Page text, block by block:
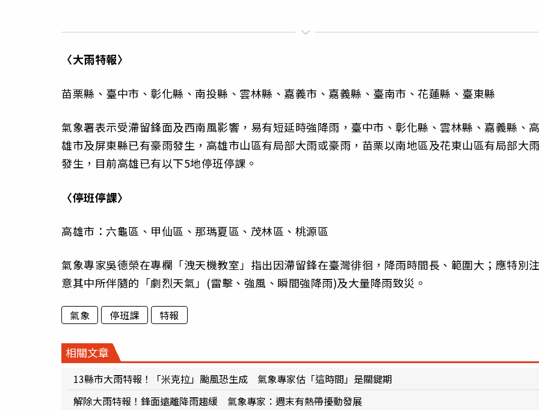
〈大雨特報〉
苗栗縣、臺中市、彰化縣、南投縣、雲林縣、嘉義市、嘉義縣、臺南市、花蓮縣、臺東縣
氣象署表示受滯留鋒面及西南風影響，易有短延時強降雨，臺中市、彰化縣、雲林縣、嘉義縣、
雄市及屏東縣已有豪雨發生，高雄市山區有局部大雨或豪雨，苗栗以南地區及花東山區有局部大
發生，目前高雄已有以下5地停班停課。
〈停班停課〉
高雄市：六龜區、甲仙區、那瑪夏區、茂林區、桃源區
氣象專家吳德榮在專欄「洩天機教室」指出因滯留鋒在臺灣徘徊，降雨時間長、範圍大；應特別
意其中所伴隨的「劇烈天氣」(雷擊、強風、瞬間強降雨)及大量降雨致災。
氣象 停班課 特報
相關文章
13縣市大雨特報！「米克拉」颱風恐生成 氣象專家估「這時間」是關鍵期
解除大雨特報！鋒面遠離降雨趨緩 氣象專家：週末有熱帶擾動發展